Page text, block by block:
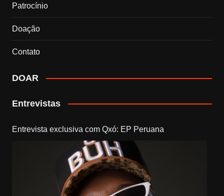
Patrocínio
Doação
Contato
DOAR
Entrevistas
Entrevista exclusiva com Qxó: EP Peruana